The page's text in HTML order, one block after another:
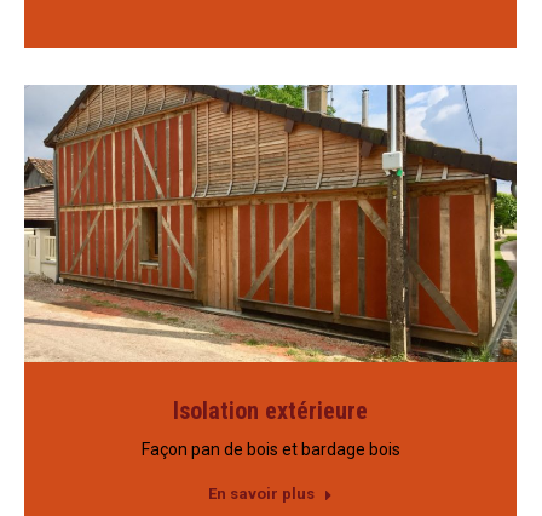
Isolation extérieure
Façon pan de bois et bardage bois
En savoir plus